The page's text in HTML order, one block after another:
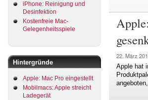
iPhone: Reinigung und
Desinfektion
Kostenfreie Mac-
Gelegenheitsspiele
Hintergründe
Apple: Mac Pro eingestellt
Mobilmacs: Apple streicht
Ladegerät
22. März
Apple hat